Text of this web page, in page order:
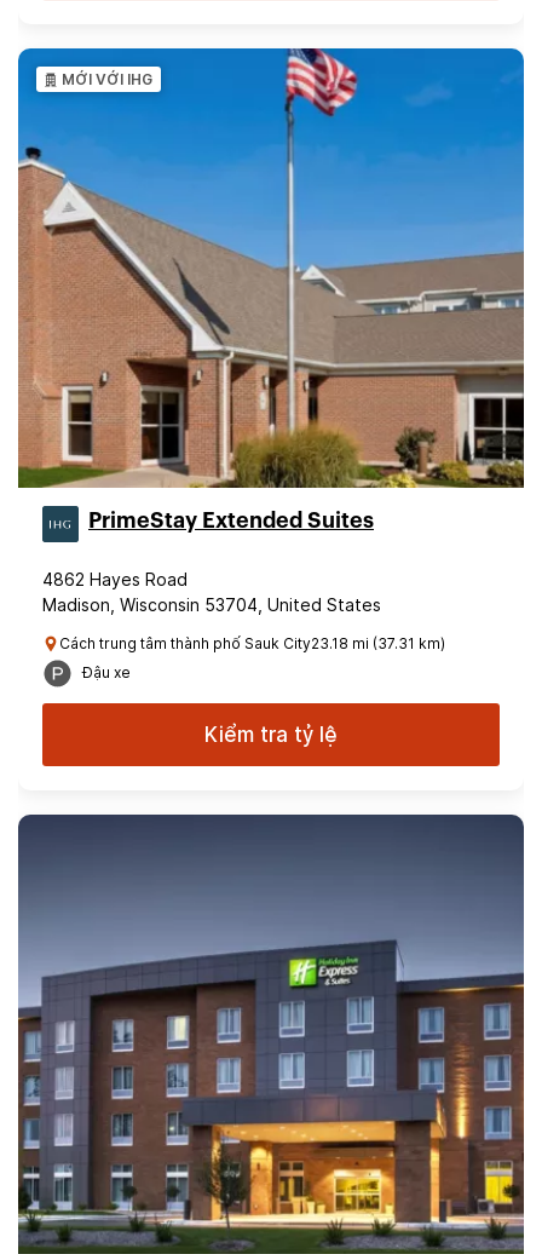
MỚI VỚI IHG
PrimeStay Extended Suites
4862 Hayes Road
Madison, Wisconsin 53704, United States
Cách trung tâm thành phố Sauk City23.18 mi (37.31 km)
Đậu xe
Kiểm tra tỷ lệ